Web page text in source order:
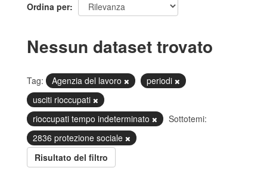
Ordina per
Nessun dataset trovato
Tag: Agenzia del lavoro
periodi
usciti rioccupati
rioccupati tempo indeterminato
Sottotemi:
2836 protezione sociale
Risultato del filtro